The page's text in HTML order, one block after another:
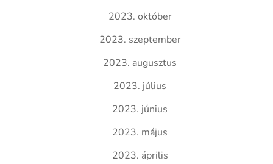
2023. október
2023. szeptember
2023. augusztus
2023. július
2023. június
2023. május
2023. április